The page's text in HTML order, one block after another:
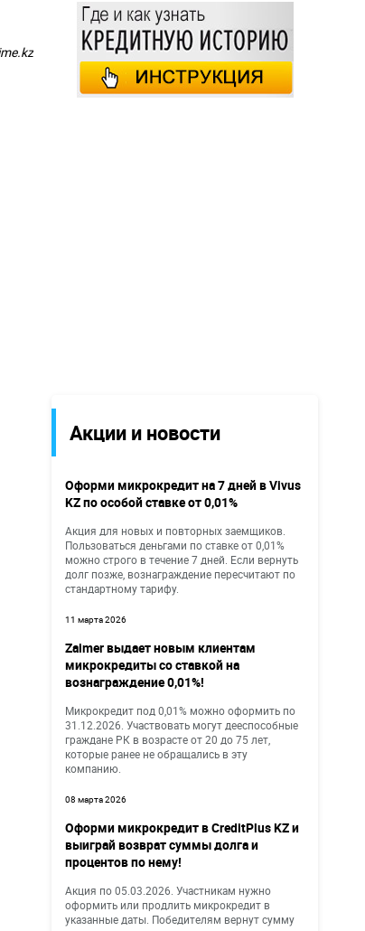
Акции и новости
Оформи микрокредит на 7 дней в Vivus
KZ по особой ставке от 0,01%
Акция для новых и повторных заемщиков.
Пользоваться деньгами по ставке от 0,01%
можно строго в течение 7 дней. Если вернуть
долг позже, вознаграждение пересчитают по
стандартному тарифу.
11 марта 2026
Zaimer выдает новым клиентам
микрокредиты со ставкой на
вознаграждение 0,01%!
Микрокредит под 0,01% можно оформить по
31.12.2026. Участвовать могут дееспособные
граждане РК в возрасте от 20 до 75 лет,
которые ранее не обращались в эту
компанию.
08 марта 2026
Оформи микрокредит в CreditPlus KZ и
выиграй возврат суммы долга и
процентов по нему!
Акция по 05.03.2026. Участникам нужно
оформить или продлить микрокредит в
указанные даты. Победителям вернут сумму